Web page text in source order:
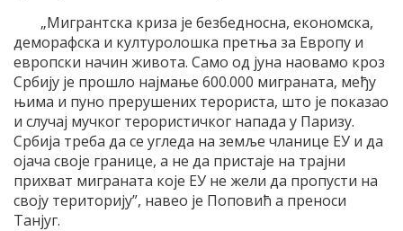
„Мигрантска криза је безбедносна, економска,
деморафска и културолошка претња за Европу и
европски начин живота. Само од јуна наовамо кроз
Србију је прошло најмање 600.000 миграната, међу
њима и пуно прерушених терориста, што је показао
и случај мучког терористичког напада у Паризу.
Србија треба да се угледа на земље чланице ЕУ и да
ојача своје границе, а не да пристаје на трајни
прихват миграната које ЕУ не жели да пропусти на
своју територију”, навео је Поповић а преноси
Танјуг.